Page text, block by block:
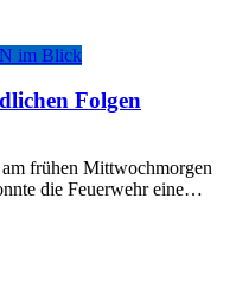
im Blick
Folgen
frühen Mittwochmorgen
die Feuerwehr eine…